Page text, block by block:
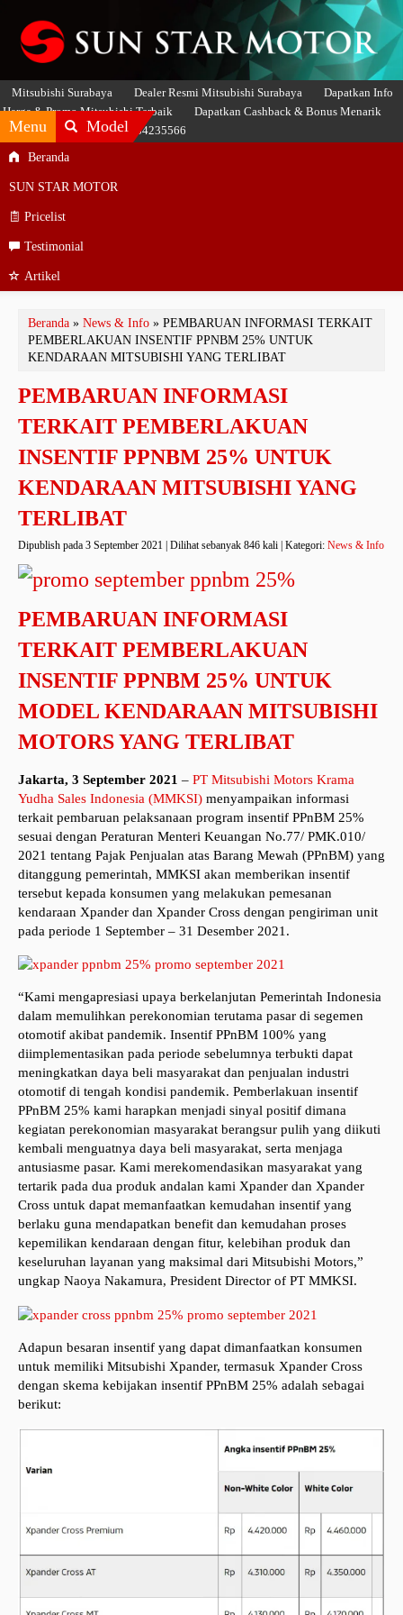
Mitsubishi Surabaya Dealer Resmi Mitsubishi Surabaya
Dapatkan Info
Harga & Promo Mitsubishi Terbaik
Dapatkan Cashback & Bonus Menarik
Hubungi SASMITO 081234235566
Menu Model
Beranda
SUN STAR MOTOR
Pricelist
Testimonial
Artikel
Beranda » News & Info » PEMBARUAN INFORMASI TERKAIT
PEMBERLAKUAN INSENTIF PPNBM 25% UNTUK
KENDARAAN MITSUBISHI YANG TERLIBAT
PEMBARUAN INFORMASI
TERKAIT PEMBERLAKUAN
INSENTIF PPNBM 25% UNTUK
KENDARAAN MITSUBISHI YANG
TERLIBAT
Dipublish pada 3 September 2021 | Dilihat sebanyak 846 kali | Kategori: News & Info
PEMBARUAN INFORMASI
TERKAIT PEMBERLAKUAN
INSENTIF PPNBM 25% UNTUK
MODEL KENDARAAN MITSUBISHI
MOTORS YANG TERLIBAT
Jakarta, 3 September 2021 – PT Mitsubishi Motors Krama
Yudha Sales Indonesia (MMKSI) menyampaikan informasi
terkait pembaruan pelaksanaan program insentif PPnBM 25%
sesuai dengan Peraturan Menteri Keuangan No.77/ PMK.010/
2021 tentang Pajak Penjualan atas Barang Mewah (PPnBM) yang
ditanggung pemerintah, MMKSI akan memberikan insentif
tersebut kepada konsumen yang melakukan pemesanan
kendaraan Xpander dan Xpander Cross dengan pengiriman unit
pada periode 1 September – 31 Desember 2021.
“Kami mengapresiasi upaya berkelanjutan Pemerintah Indonesia
dalam memulihkan perekonomian terutama pasar di segemen
otomotif akibat pandemik. Insentif PPnBM 100% yang
diimplementasikan pada periode sebelumnya terbukti dapat
meningkatkan daya beli masyarakat dan penjualan industri
otomotif di tengah kondisi pandemik. Pemberlakuan insentif
PPnBM 25% kami harapkan menjadi sinyal positif dimana
kegiatan perekonomian masyarakat berangsur pulih yang diikuti
kembali menguatnya daya beli masyarakat, serta menjaga
antusiasme pasar. Kami merekomendasikan masyarakat yang
tertarik pada dua produk andalan kami Xpander dan Xpander
Cross untuk dapat memanfaatkan kemudahan insentif yang
berlaku guna mendapatkan benefit dan kemudahan proses
kepemilikan kendaraan dengan fitur, kelebihan produk dan
keseluruhan layanan yang maksimal dari Mitsubishi Motors,”
ungkap Naoya Nakamura, President Director of PT MMKSI.
Adapun besaran insentif yang dapat dimanfaatkan konsumen
untuk memiliki Mitsubishi Xpander, termasuk Xpander Cross
dengan skema kebijakan insentif PPnBM 25% adalah sebagai
berikut: